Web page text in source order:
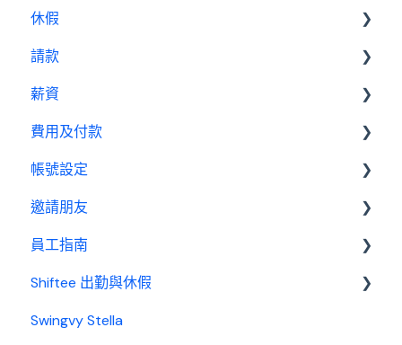
公告
行事曆
績效管理
設定
報表
基本設定
出勤管理者
我是員工
休假
基本設置
休假管理員
請款
請款管理員
薪資
基本設置
薪資管理員
費用及付款
訂閱相關
費用及付款
帳號設定
管理設定
邀請朋友
邀請制度
員工指南
開始使用
基本設置
Shiftee 出勤與休假
Swingvy x Shiftee 新手教學｜全方位排班系統看完
Swingvy Stella